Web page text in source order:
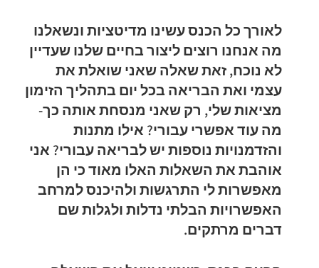
לאורך כל הכנס עשינו מדיטציות ונשאלנו
מה אנחנו רוצים ליצור בחיים שלנו שעדיין
לא נוכח, זאת שאלה שאני שואלת את
עצמי ואת הבריאה בכל יום בתהליך הזימון
מציאות שלי, רק שאני מנסחת אותה כך-
מה עוד אפשרי עבורי? אילו מתנות
והזדמנויות נוספות יש לבריאה עבורי? אני
אוהבת את השאלות האלו מאוד כי הן
מאפשרות לי התרגשות ולהיכנס למרחב
האפשרויות הבלתי נדלות ולגלות שם
דברים מרתקים.